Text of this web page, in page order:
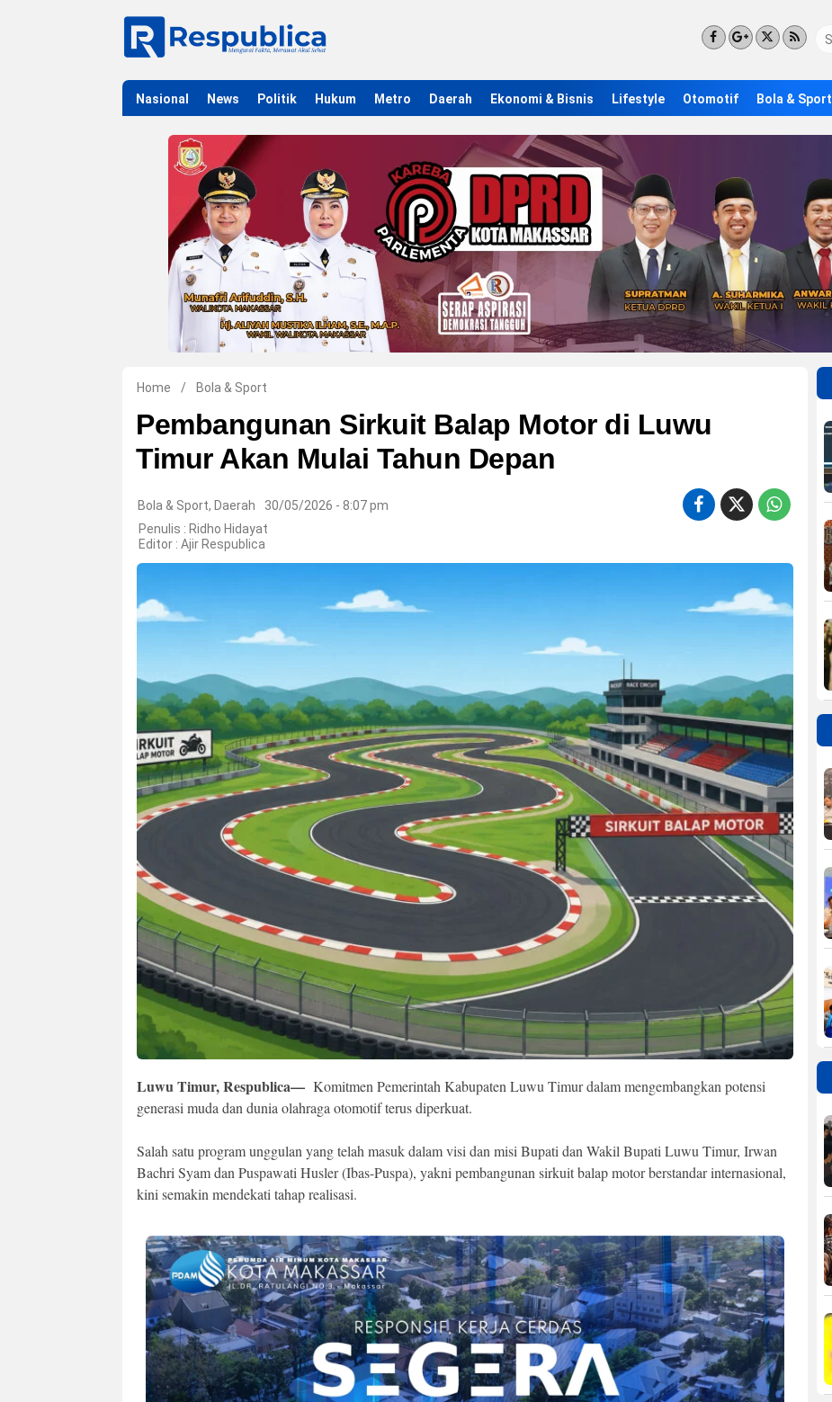
Nasional News Politik Hukum Metro Daerah Ekonomi & Bisnis Lifestyle Otomotif Bola & Sport
Home / Bola & Sport
Pembangunan Sirkuit Balap Motor di Luwu
Timur Akan Mulai Tahun Depan
Bola & Sport, Daerah
30/05/2026 - 8:07 pm
Penulis : Ridho Hidayat
Editor : Ajir Respublica
Luwu Timur, Respublica— Komitmen Pemerintah Kabupaten Luwu Timur dalam mengembangkan potensi
generasi muda dan dunia olahraga otomotif terus diperkuat.
Salah satu program unggulan yang telah masuk dalam visi dan misi Bupati dan Wakil Bupati Luwu Timur, Irwan
Bachri Syam dan Puspawati Husler (Ibas-Puspa), yakni pembangunan sirkuit balap motor berstandar internasional,
kini semakin mendekati tahap realisasi.